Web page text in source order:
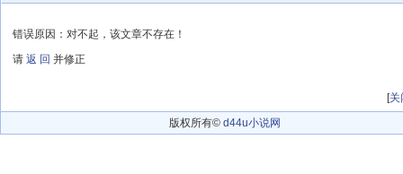
错误原因：对不起，该文章不存在！
请 返 回 并修正
[关
版权所有© d44u小说网